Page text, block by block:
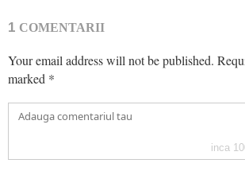
1 COMENTARII
Your email address will not be published.
marked *
inca